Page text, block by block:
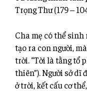
Trọng Thư (179 –
Cha mẹ có thể
tạo ra con người,
trời. “Tời là tằng tổ
thiên”). Người sở dĩ
ở trời, kết cấu cơ